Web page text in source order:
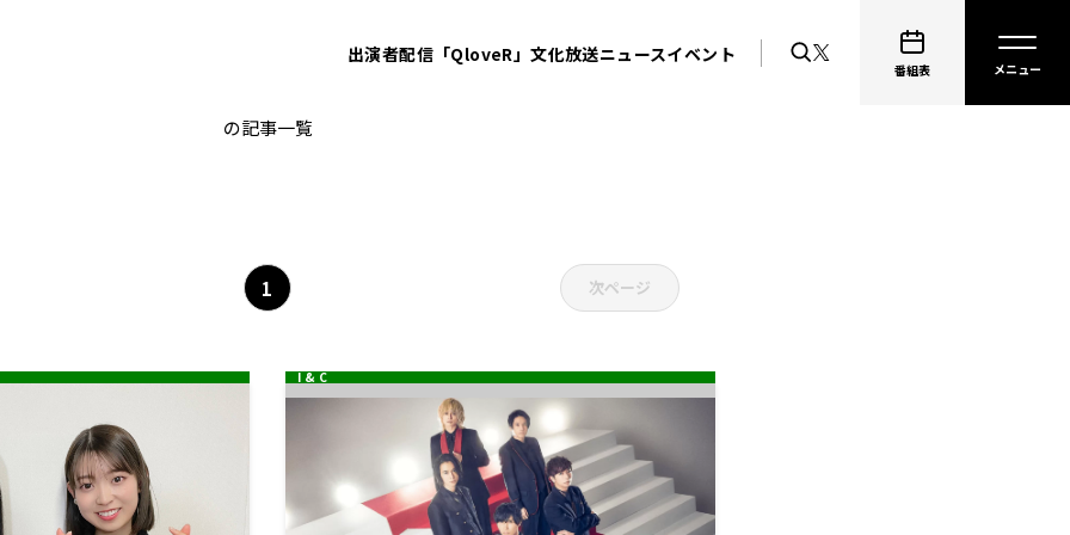
出演者配信「QloveR」文化放送ニュースイベント
番組表
坂道ラジオ
の記事一覧
1 次ページ